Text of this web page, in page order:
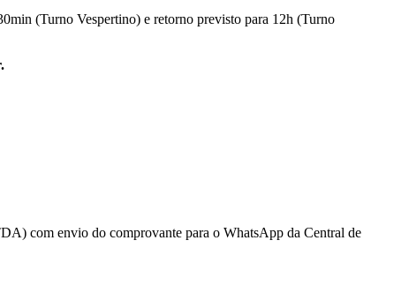
(Turno Vespertino) e retorno previsto para 12h (Turno
com envio do comprovante para o WhatsApp da Central de